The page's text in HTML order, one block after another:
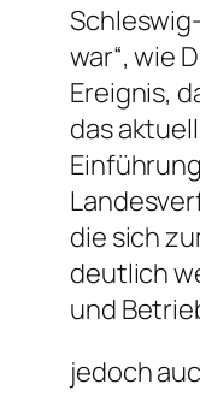
war“, wie
Ereignis,
das
die sich
deutlich
und
jedoch